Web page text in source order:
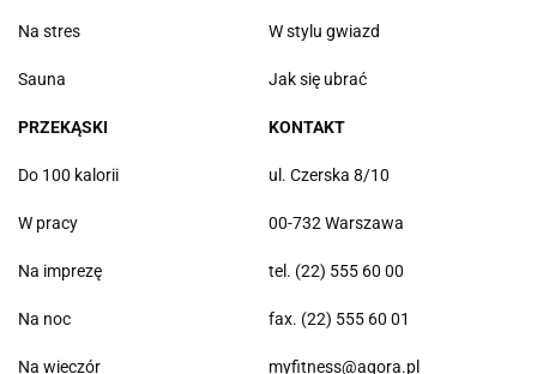
Na stres
Sauna
W stylu gwiazd
Jak się ubrać
PRZEKĄSKI
Do 100 kalorii
W pracy
Na imprezę
Na noc
Na wieczór
KONTAKT
ul. Czerska 8/10
00-732 Warszawa
tel. (22) 555 60 00
fax. (22) 555 60 01
myfitness@agora.pl